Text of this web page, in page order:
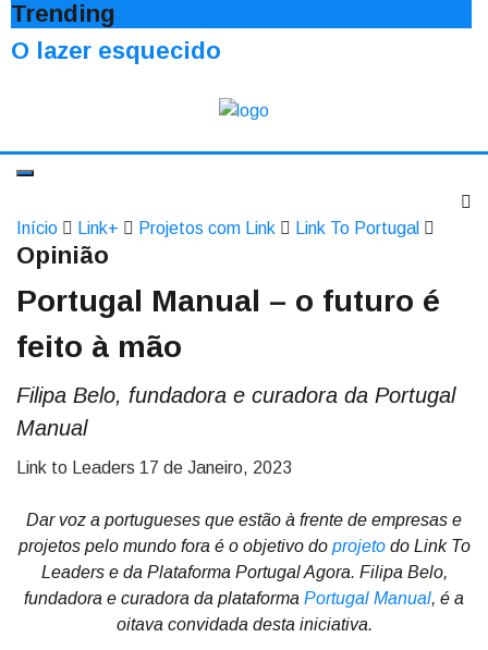
Trending
O lazer esquecido
Início Link+ Projetos com Link Link To Portugal
Opinião
Portugal Manual – o futuro é
feito à mão
Filipa Belo, fundadora e curadora da Portugal
Manual
Link to Leaders 17 de Janeiro, 2023
Dar voz a portugueses que estão à frente de empresas e
projetos pelo mundo fora é o objetivo do projetodo Link To
Leaders e da Plataforma Portugal Agora. Filipa Belo,
fundadora e curadora da plataforma Portugal Manual, é a
oitava convidada desta iniciativa.